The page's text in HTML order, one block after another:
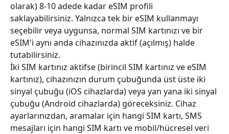
olarak) 8-10 adede kadar eSIM profili
saklayabilirsiniz. Yalnızca tek bir eSIM kullanmayı
seçebilir veya uygunsa, normal SIM kartınızı ve bir
eSIM'i aynı anda cihazınızda aktif (açılmış) halde
tutabilirsiniz.
İki SIM kartınız aktifse (birincil SIM kartınız ve eSIM
kartınız), cihazınızın durum çubuğunda üst üste iki
sinyal çubuğu (iOS cihazlarda) veya yan yana iki sinyal
çubuğu (Android cihazlarda) göreceksiniz. Cihaz
ayarlarınızdan, aramalar için hangi SIM kartı, SMS
mesajları için hangi SIM kartı ve mobil/hücresel veri